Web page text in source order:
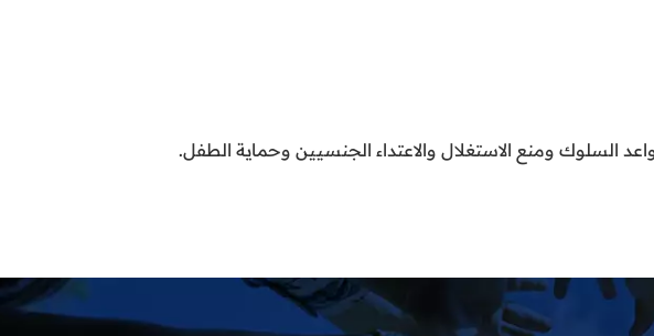
السلوك ومنع الاستغلال والاعتداء الجنسيين وحماية الطفل.